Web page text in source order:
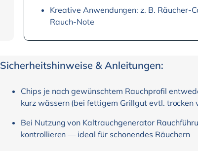
Kreative Anwendungen: z. B. Räucher-
Rauch-Note
Sicherheitshinweise & Anleitungen:
Chips je nach gewünschtem Rauchprofil
kurz wässern (bei fettigem Grillgut evtl. trocken
Bei Nutzung von Kaltrauchgenerator
kontrollieren — ideal für schonendes Räuchern